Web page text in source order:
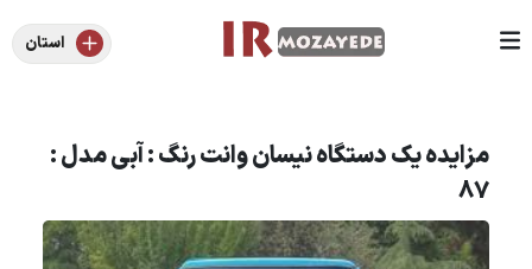
استان
مزایده یک دستگاه نیسان وانت رنگ : آبی مدل :
87